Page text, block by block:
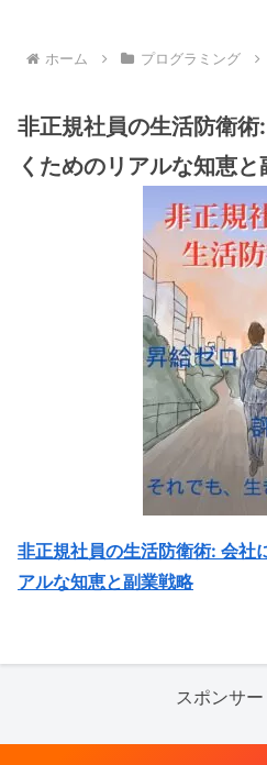
ホーム プログラミング
非正規社員の生活防衛
くためのリアルな知恵
非正規社員の生活防衛術: 会社
アルな知恵と副業戦略
スポンサ